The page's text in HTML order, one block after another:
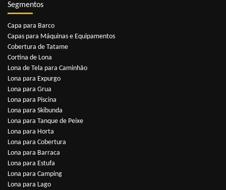
Segmentos
Capa para Barco
Capas para Máquinas e Equipamentos
Cobertura de Tatame
Cortina de Lona
Lona de Tela para Caminhão
Lona para Expurgo
Lona para Grua
Lona para Piscina
Lona para Skibunda
Lona para Tanque de Peixe
Lona para Horta
Lona para Cobertura
Lona para Barraca
Lona para Estufa
Lona para Camping
Lona para Lago